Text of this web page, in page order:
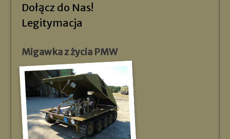
Dołącz do Nas!
Legitymacja
Migawka z życia PMW